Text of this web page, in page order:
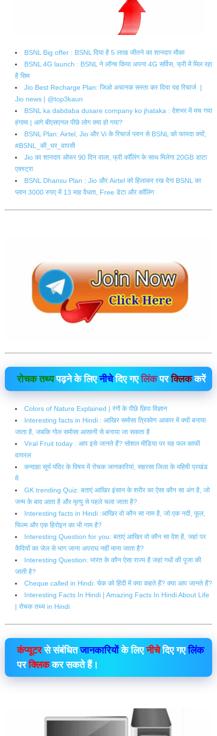
BSNL Big offer : BSNL दिया है 5 लाख जीतने का शानदार मौका
BSNL 4G launch : BSNL ने लॉन्च किया अपना 4G सर्विस, फ्री में मिल रहा
है सिम
Jio Best Recharge Plan: जिओ अचानक सस्ता कर दिया यह रिचार्ज |
Jio news | @top3kaun
BSNL ka dabdaba dusare company ko jhataka : देशभर में मच गया
हंगामा | आगे बीएसएनल पीछे लोग क्या हो गया?
BSNL Plan: Airtel, Jio और Vi के रिचार्ज प्लान से BSNL को फायदा क्यों,
#BSNL_की_घर_वापसी
Jio का शानदार ऑफर 90 दिन वाला, फ्री कॉलिंग के साथ मिलेगा 20GB डाटा
एक्स्ट्रा
BSNL Dhansu Plan : Jio और Airtel को हिलाकर रख देगा BSNL का
प्लान 3000 रुपए में 13 माह वैधता, Free डेटा और कॉलिंग
रोचक तथ्यपढ़ने के लिएनीचेदिए गएलिंकपरक्लिककरें
Colors of Nature Explained | रंगों के पीछे छिपा विज्ञान
Interesting facts in Hindi : आखिर समोसा त्रिकोण आकार में क्यों बनाया
जाता है, जबकि गोल समोसा आसानी से बनाया जा सकता है
Viral Fruit today : आप इसे जानते हैं? सोशल मीडिया पर यह फल काफी
वायरल
कन्दाहा सूर्य मंदिर के विषय में रोचक जानकारियां, सहरसा जिला के महिषी प्रखंड
में
GK trending Quiz: बताएं आखिर इंसान के शरीर का ऐसा कौन सा अंग है, जो
जन्म के बाद आता है और मृत्यु से पहले चला जाता है?
Interesting facts in Hindi :आखिर वो कौन सा नाम है, जो एक नदी, फूल,
फिल्म और एक हिरोइन का भी नाम है?
Interesting Question for you: बताएं आखिर वो कौन सा देश है, जहां पर
कैदियों का जेल से भाग जाना अपराध नहीं माना जाता है?
Interesting Question: भारत के कौन ऐसा राज्य है जहां गधों की पूजा की
जाती है?
Cheque called in Hindi: चेक को हिंदी में क्या कहते हैं? क्या आप जानते हैं?
Interesting Facts In Hindi | Amazing Facts In Hindi About Life
| रोचक तथ्य in Hindi
कंप्यूटरसे संबंधितजानकारियोंके लिएनीचेदिए गएलिंक
परक्लिककर सकते हैं।